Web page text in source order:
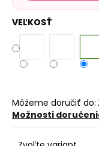
VEĽKOSŤ
Môžeme doručiť do:
Možnosti